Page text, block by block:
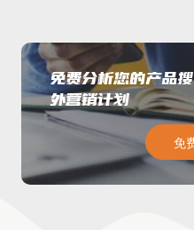
免费分析您的产品
外营销计划
免